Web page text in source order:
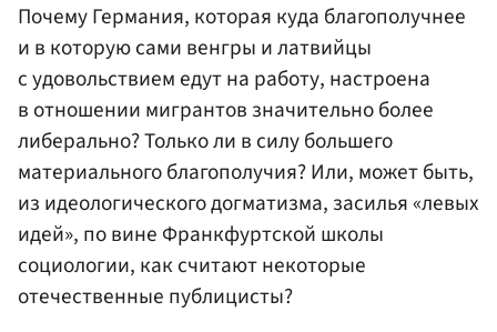
Почему Германия, которая куда благополучнее
и в которую сами венгры и латвийцы
с удовольствием едут на работу, настроена
в отношении мигрантов значительно более
либерально? Только ли в силу большего
материального благополучия? Или, может быть,
из идеологического догматизма, засилья «левых
идей», по вине Франкфуртской школы
социологии, как считают некоторые
отечественные публицисты?